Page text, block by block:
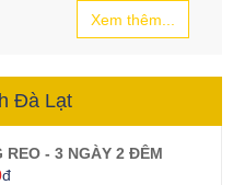
Xem thêm...
Đà Lạt
- 3 NGÀY 2 ĐÊM
đ